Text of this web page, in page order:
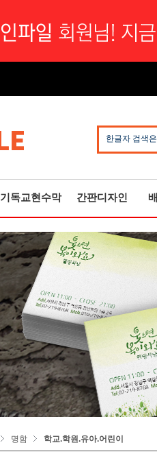
한글자 검색
기독교현수막 간판디자인
명함 학교.학원.유아.어린이